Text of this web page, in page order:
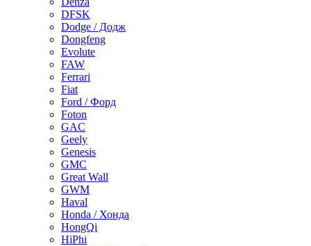
DFSK
Dodge / Додж
Dongfeng
Evolute
FAW
Ferrari
Fiat
Ford / Форд
Foton
GAC
Geely
Genesis
GMC
Great Wall
GWM
Haval
Honda / Хонда
HongQi
HiPhi